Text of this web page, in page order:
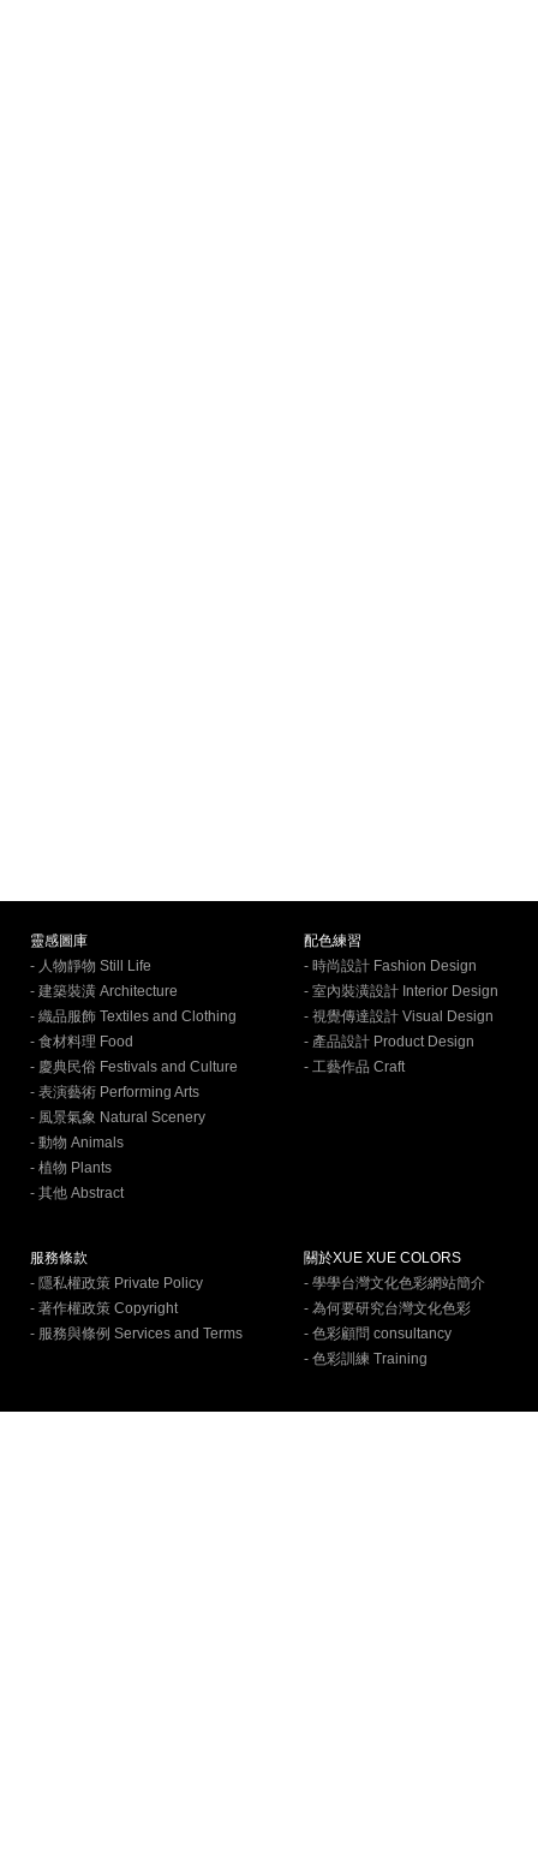
靈感圖庫
- 人物靜物 Still Life
- 建築裝潢 Architecture
- 織品服飾 Textiles and Clothing
- 食材料理 Food
- 慶典民俗 Festivals and Culture
- 表演藝術 Performing Arts
- 風景氣象 Natural Scenery
- 動物 Animals
- 植物 Plants
- 其他 Abstract
配色練習
- 時尚設計 Fashion Design
- 室內裝潢設計 Interior Design
- 視覺傳達設計 Visual Design
- 產品設計 Product Design
- 工藝作品 Craft
服務條款
- 隱私權政策 Private Policy
- 著作權政策 Copyright
- 服務與條例 Services and Terms
關於XUE XUE COLORS
- 學學台灣文化色彩網站簡介
- 為何要研究台灣文化色彩
- 色彩顧問 consultancy
- 色彩訓練 Training